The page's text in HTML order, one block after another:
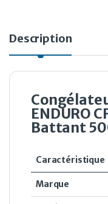
Description
ENDURO
Battant
Caractéristique
Marque